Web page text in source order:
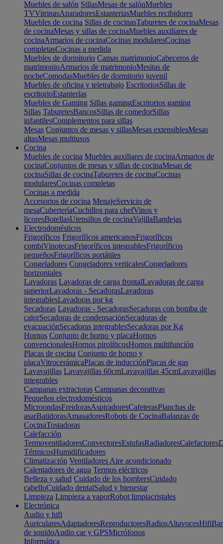
Muebles de salón SillasMesas de salónMuebles
TVVitrinasAparadoresEstanteriasMuebles recibidores
Muebles de cocina Sillas de cocinasTaburetes de cocinaMesas
de cocinaMesas y sillas de cocinaMuebles auxiliares de
cocinaArmarios de cocinaCocinas modularesCocinas
completasCocinas a medida
Muebles de dormitorio Camas matrimonioCabeceros de
matrimonioArmarios de matrimonioMesitas de
nocheComodasMuebles de dormitorio juvenil
Muebles de oficina y teletrabajo EscritoriosSillas de
escritorioEstanterías
Muebles de Gaming Sillas gamingEscritorios gaming
Sillas TaburetesBancosSillas de comedorSillas
infantilesComplementos para sillas
Mesas Conjuntos de mesas y sillasMesas extensiblesMesas
altasMesas multiusos
Cocina
Muebles de cocina Muebles auxiliares de cocinaArmarios de
cocinaConjuntos de mesas y sillas de cocinaMesas de
cocinaSillas de cocinaTaburetes de cocinaCocinas
modularesCocinas completas
Cocinas a medida
Accesorios de cocina MenajeServicio de
mesaCuberteríaCuchillos para chefVinos y
licoresBotellasUtensilios de cocinaVajillaBandejas
Electrodomésticos
Frigoríficos Frigoríficos americanosFrigoríficos
combiVinotecasFrigoríficos integrablesFrigoríficos
pequeñosFrigoríficos portátiles
Congeladores Congeladores verticalesCongeladores
horizontales
Lavadoras Lavadoras de carga frontalLavadoras de carga
superiorLavadoras - SecadorasLavadoras
integrablesLavadoras por kg
Secadoras Lavadoras - SecadorasSecadoras con bomba de
calorSecadoras de condensaciónSecadoras de
evacuaciónSecadoras integrablesSecadoras por Kg
Hornos Conjunto de horno y placaHornos
convencionalesHornos pirolíticosHornos multifunción
Placas de cocina Conjunto de horno y
placaVitrocerámicaPlacas de inducciónPlacas de gas
Lavavajillas Lavavajillas 60cmLavavajillas 45cmLavavajillas
integrables
Campanas extractoras Campanas decorativas
Pequeños electrodomésticos
MicroondasFreidorasAspiradoresCafeterasPlanchas de
asarBatidorasAmasadoresRobots de CocinaBalanzas de
CocinaTostadoras
Calefacción
TermoventiladoresConvectoresEstufasRadiadoresCalefactores
TérmicosHumidificadores
Climatización Ventiladores Aire acondicionado
Calentadores de agua Termos eléctricos
Belleza y salud Cuidado de los hombresCuidado
cabelloCuidado dentalSalud y bienestar
Limpieza Limpieza a vaporRobot limpiacristales
Electrónica
Audio y hifi
AuricularesAdaptadoresReproductoresRadiosAltavocesHifi
de sonidoAudio car y GPSMicrófonos
Informática